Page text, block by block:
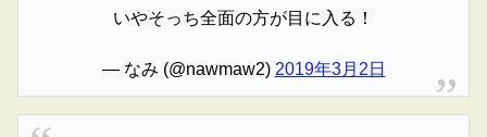
いやそっち全面の方が目に入る！
— なみ (@nawmaw2) 2019年3月2日